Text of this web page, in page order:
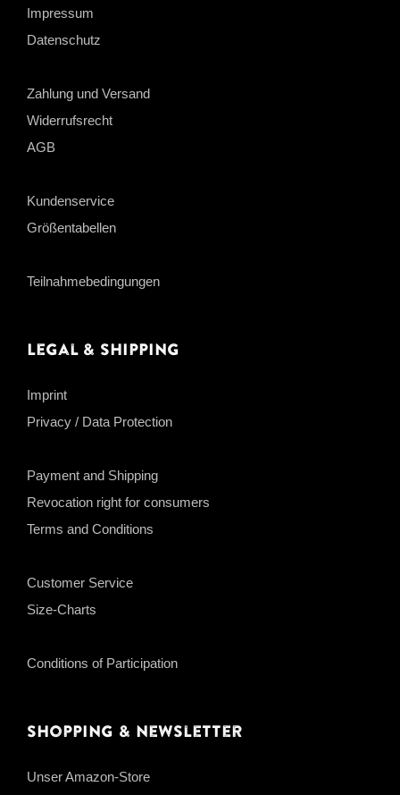
Impressum
Datenschutz
Zahlung und Versand
Widerrufsrecht
AGB
Kundenservice
Größentabellen
Teilnahmebedingungen
Legal & Shipping
Imprint
Privacy / Data Protection
Payment and Shipping
Revocation right for consumers
Terms and Conditions
Customer Service
Size-Charts
Conditions of Participation
Shopping & Newsletter
Unser Amazon-Store